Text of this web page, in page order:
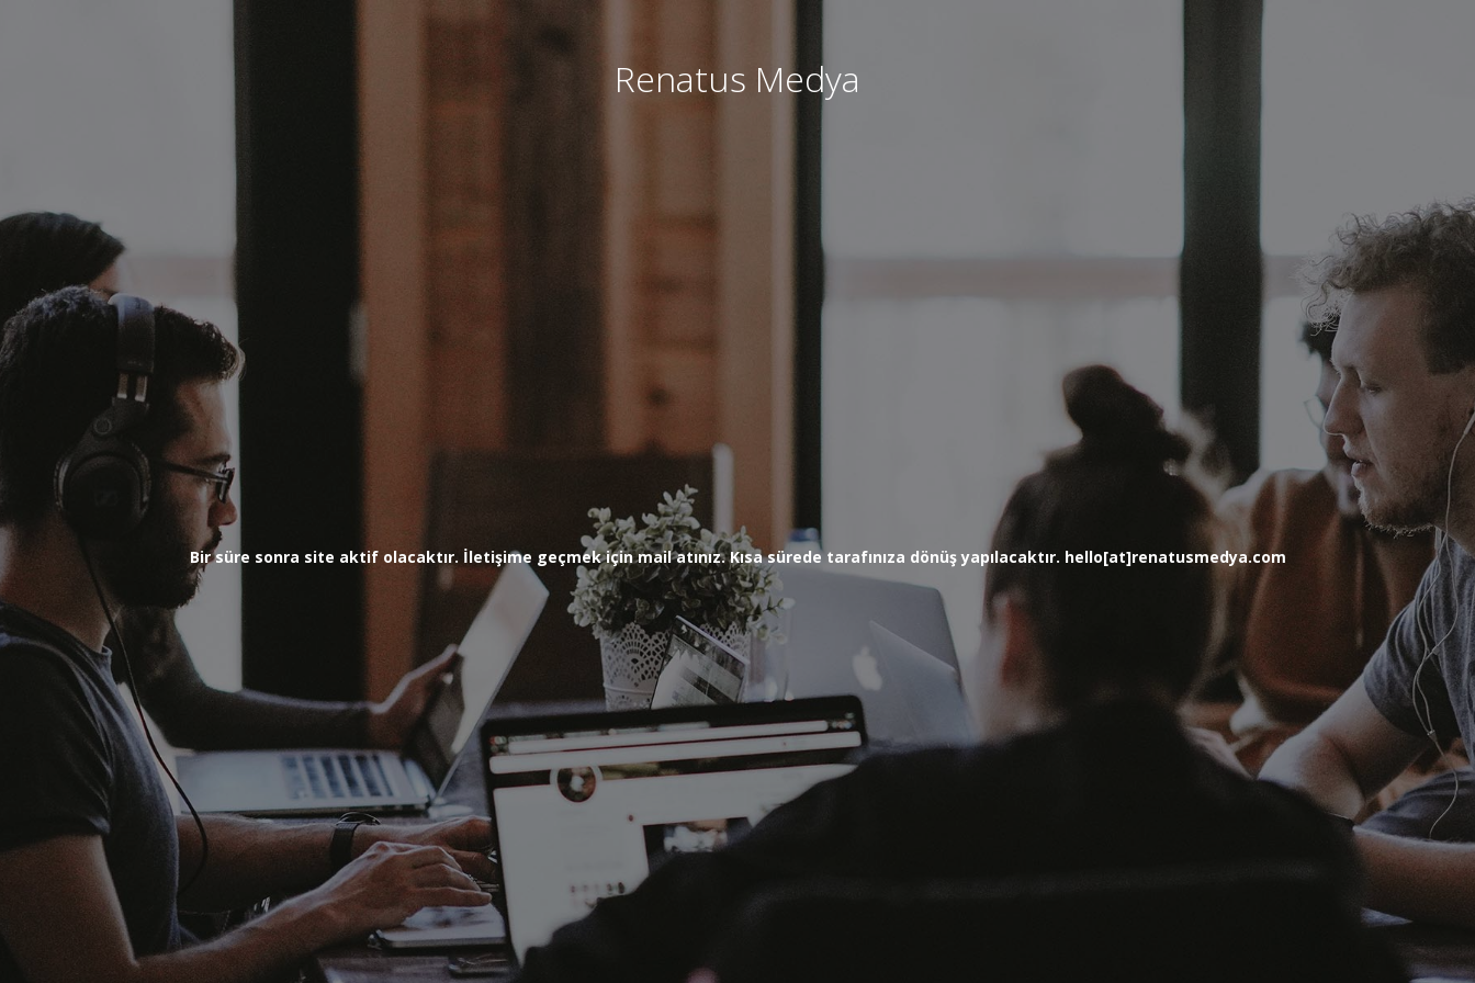
Renatus Medya
Bir süre sonra site aktif olacaktır. İletişime geçmek için mail atınız. Kısa sürede tarafınıza dönüş yapılacaktır. hello[at]renatusmedya.com